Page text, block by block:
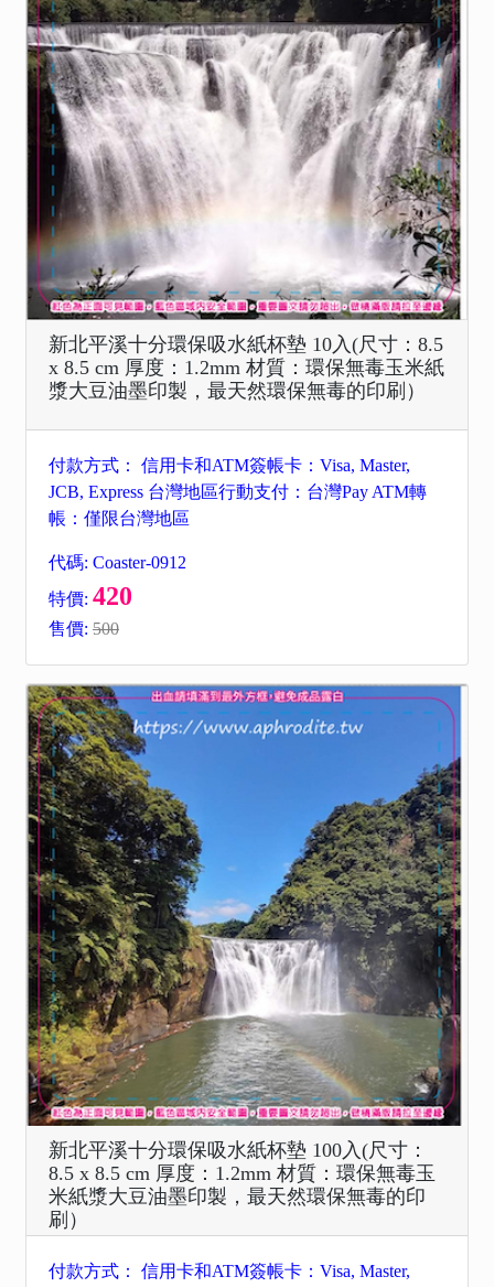
新北平溪十分環保吸水紙杯墊 10入(尺寸：8.5
x 8.5 cm 厚度：1.2mm 材質：環保無毒玉米紙
漿大豆油墨印製，最天然環保無毒的印刷）
付款方式： 信用卡和ATM簽帳卡：Visa, Master,
JCB, Express 台灣地區行動支付：台灣Pay ATM轉
帳：僅限台灣地區
代碼: Coaster-0912
特價: 420
售價: 500
新北平溪十分環保吸水紙杯墊 100入(尺寸：
8.5 x 8.5 cm 厚度：1.2mm 材質：環保無毒玉
米紙漿大豆油墨印製，最天然環保無毒的印
刷）
付款方式： 信用卡和ATM簽帳卡：Visa, Master,